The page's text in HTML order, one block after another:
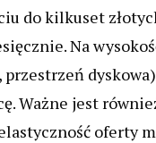
do kilkuset
Na
przestrzeń
Ważne jest
oferty